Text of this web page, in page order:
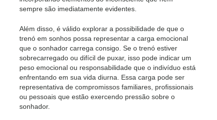
sempre são imediatamente evidentes.
Além disso, é válido explorar a possibilidade de que o
trenó em sonhos possa representar a carga emocional
que o sonhador carrega consigo. Se o trenó estiver
sobrecarregado ou difícil de puxar, isso pode indicar um
peso emocional ou responsabilidade que o indivíduo está
enfrentando em sua vida diurna. Essa carga pode ser
representativa de compromissos familiares, profissionais
ou pessoais que estão exercendo pressão sobre o
sonhador.